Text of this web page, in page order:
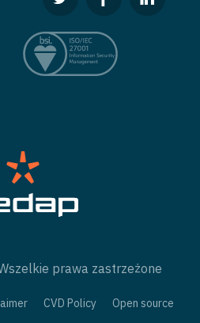
prawa zastrzeżone
CVD Policy Open source